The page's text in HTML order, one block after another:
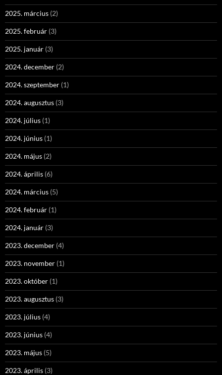
2025. március (2)
2025. február (3)
2025. január (3)
2024. december (2)
2024. szeptember (1)
2024. augusztus (3)
2024. július (1)
2024. június (1)
2024. május (2)
2024. április (6)
2024. március (5)
2024. február (1)
2024. január (3)
2023. december (4)
2023. november (1)
2023. október (1)
2023. augusztus (3)
2023. július (4)
2023. június (4)
2023. május (5)
2023. április (3)